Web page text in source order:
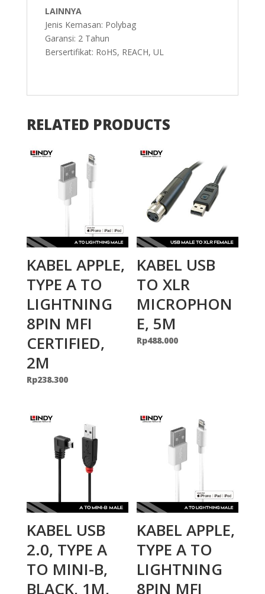
LAINNYA
Jenis Kemasan: Polybag
Garansi: 2 Tahun
Bersertifikat: RoHS, REACH, UL
RELATED PRODUCTS
KABEL APPLE,
TYPE A TO
LIGHTNING
8PIN MFI
CERTIFIED,
2M
Rp238.300
KABEL USB
TO XLR
MICROPHON
E, 5M
Rp488.000
KABEL USB
2.0, TYPE A
TO MINI-B,
BLACK, 1M,
KABEL APPLE,
TYPE A TO
LIGHTNING
8PIN MFI